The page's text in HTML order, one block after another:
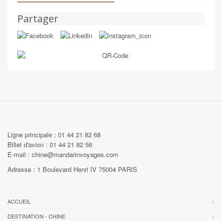
Partager
Ligne principale : 01 44 21 82 68
Billet d'avion : 01 44 21 82 56
E-mail : chine@mandarinvoyages.com
Adresse : 1 Boulevard Henri IV 75004 PARIS
ACCUEIL
DESTINATION - CHINE